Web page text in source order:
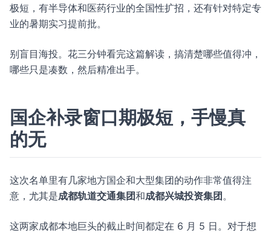
极短，有半导体和医药行业的全国性扩招，还有针对特定专
业的暑期实习提前批。
别盲目海投。花三分钟看完这篇解读，搞清楚哪些值得冲，
哪些只是凑数，然后精准出手。
国企补录窗口期极短，手慢真
的无
这次名单里有几家地方国企和大型集团的动作非常值得注
意，尤其是成都轨道交通集团和成都兴城投资集团 。
这两家成都本地巨头的截止时间都定在 6 月 5 日。对于想